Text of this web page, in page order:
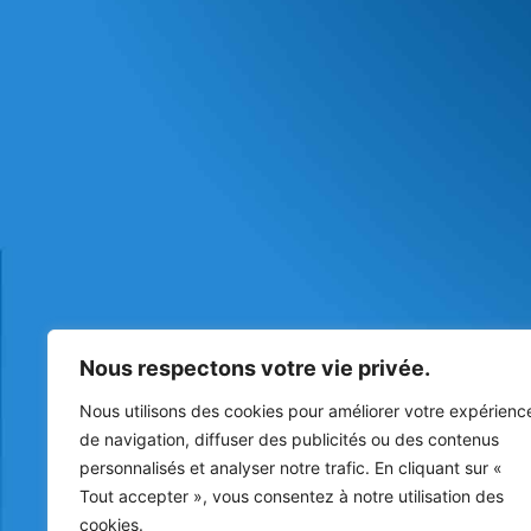
Nous respectons votre vie privée.
Nous utilisons des cookies pour améliorer votre
de navigation, diffuser des publicités ou des contenus
personnalisés et analyser notre trafic. En cliquant sur «
Tout accepter », vous consentez à notre utilisation des
cookies.